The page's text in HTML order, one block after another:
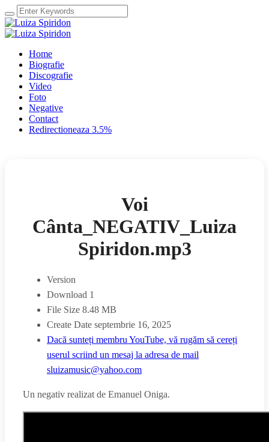
Home
Biografie
Discografie
Video
Foto
Negative
Contact
Redirectioneaza 3.5%
Voi
Cânta_NEGATIV_Luiza
Spiridon.mp3
Version
Download 1
File Size 8.48 MB
Create Date septembrie 16, 2025
Dacă sunteți membru YouTube, vă rugăm să cereți
userul scriind un mesaj la adresa de mail
sluizamusic@yahoo.com
Un negativ realizat de Emanuel Oniga.